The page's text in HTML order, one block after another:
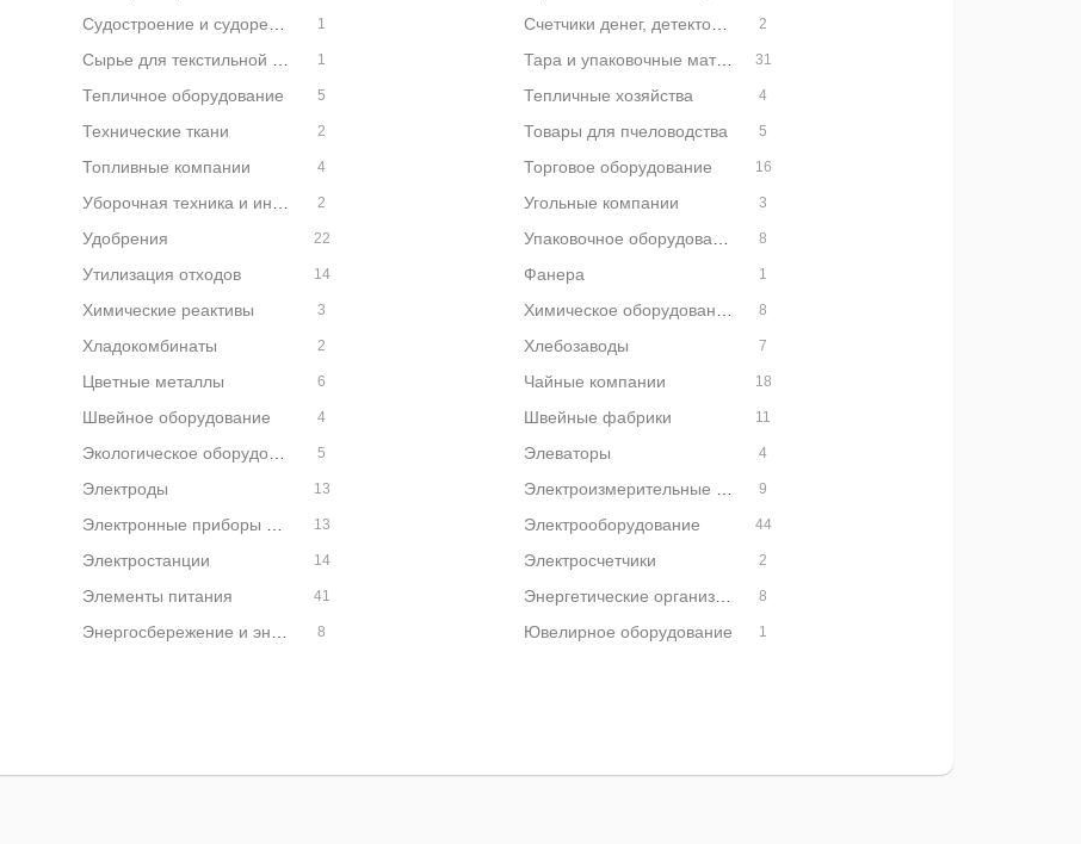
1 2
1 Тара и упаковочные материалы 31
Тепличное оборудование 5 Тепличные хозяйства 4
Технические ткани 2 Товары для пчеловодства 5
Топливные компании 4 Торговое оборудование 16
2 Угольные компании 3
Удобрения 22 8
Утилизация отходов 14 Фанера 1
Химические реактивы 3 8
Хладокомбинаты 2 Хлебозаводы 7
Цветные металлы 6 Чайные компании 18
Швейное оборудование 4 Швейные фабрики 11
5 Элеваторы 4
Электроды 13 9
13 Электрооборудование 44
Электростанции 14 Электросчетчики 2
Элементы питания 41 Энергетические организации 8
8 Ювелирное оборудование 1